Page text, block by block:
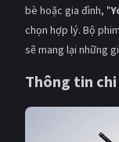
bè hoặc gia đình, "
chọn hợp lý. Bộ
sẽ mang lại những
Thông tin